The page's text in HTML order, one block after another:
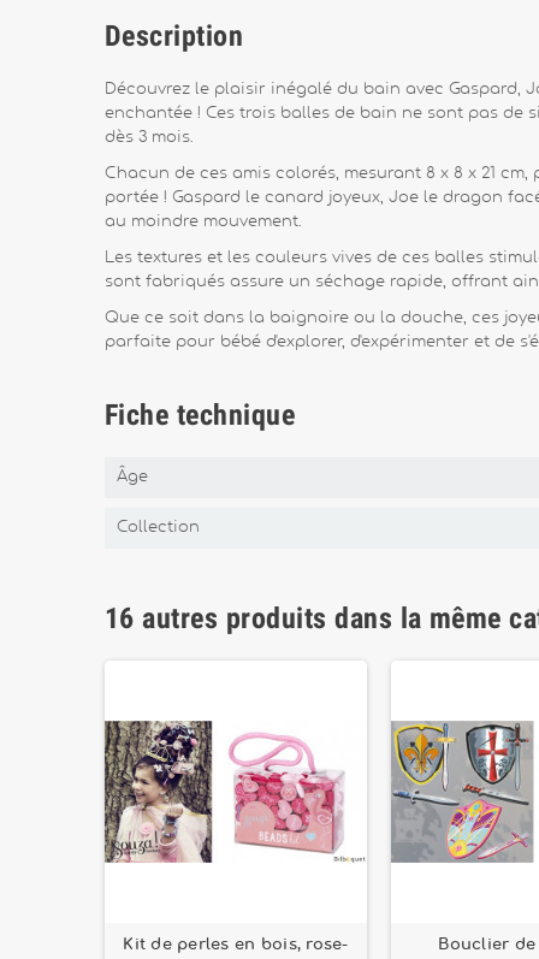
Description
Découvrez le plaisir inégalé du bain avec
enchantée ! Ces trois balles de bain ne sont pas
dès 3 mois.
Chacun de ces amis colorés, mesurant 8 x 8 x 21
portée ! Gaspard le canard joyeux, Joe le dragon
au moindre mouvement.
Les textures et les couleurs vives de ces balles
sont fabriqués assure un séchage rapide, offrant
Que ce soit dans la baignoire ou la douche, ces
parfaite pour bébé d'explorer, d'expérimenter et de
Fiche technique
Âge
Collection
16 autres produits dans la même
Kit de perles en bois, rose-
Bouclier de